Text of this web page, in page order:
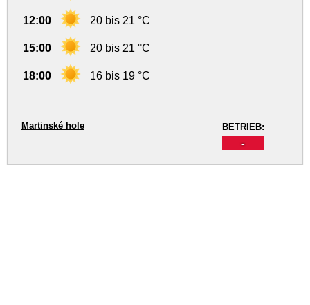
12:00 20 bis 21 °C
15:00 20 bis 21 °C
18:00 16 bis 19 °C
BETRIEB:
-
Martinské hole